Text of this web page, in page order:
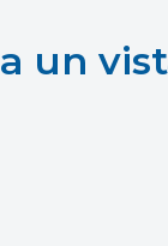
un